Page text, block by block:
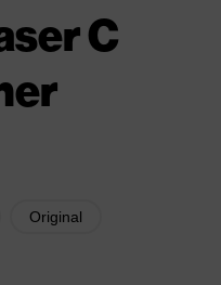
C
Original